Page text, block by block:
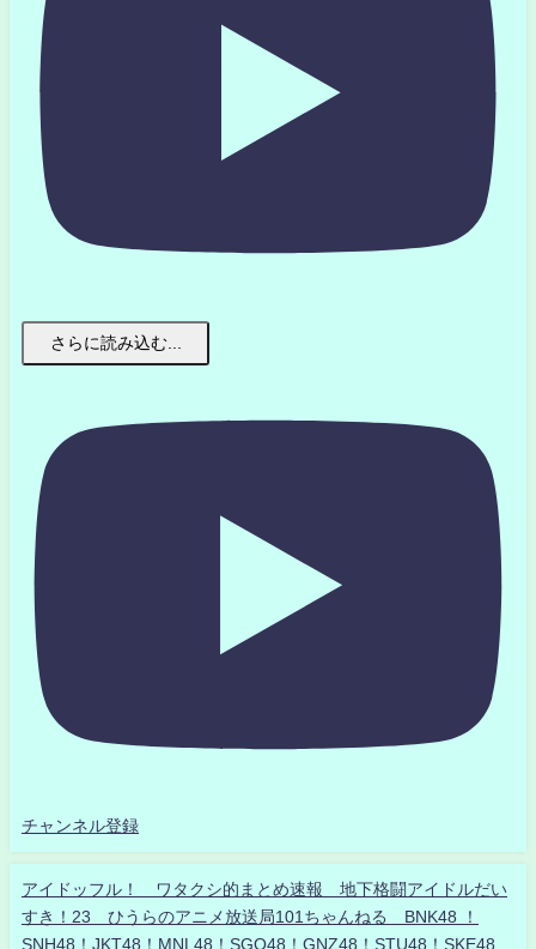
さらに読み込む...
チャンネル登録
アイドッフル！ ワタクシ的まとめ速報 地下格闘アイドルだい
すき！23 ひうらのアニメ放送局101ちゃんねる BNK48 ！
SNH48！JKT48！MNL48！SGO48！GNZ48！STU48！SKE48